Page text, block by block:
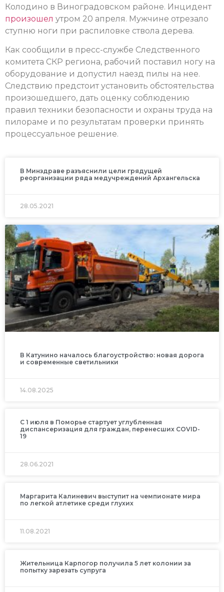
Колодино в Виноградовском районе. Инцидент
произошел утром 20 апреля. Мужчине отрезало
ступню ноги при распиловке ствола дерева.
Как сообщили в пресс-службе Следственного
комитета СКР региона, рабочий поставил ногу на
оборудование и допустил наезд пилы на нее.
Следствию предстоит установить обстоятельства
произошедшего, дать оценку соблюдению
правил техники безопасности и охраны труда на
пилораме и по результатам проверки принять
процессуальное решение.
В Минздраве разъяснили цели грядущей
реорганизации ряда медучреждений Архангельска
28.05.2021
В Катунино началось благоустройство: новая дорога
и современные светильники
14.08.2025
С 1 июля в Поморье стартует углубленная
диспансеризация для граждан, перенесших COVID-
19
28.06.2021
Маргарита Калиневич выступит на чемпионате мира
по легкой атлетике среди глухих
11.08.2021
Жительница Карпогор получила 5 лет колонии за
попытку зарезать супруга